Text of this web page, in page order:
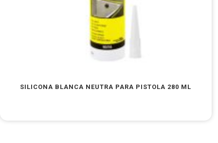
SILICONA BLANCA NEUTRA PARA PISTOLA 280 ML